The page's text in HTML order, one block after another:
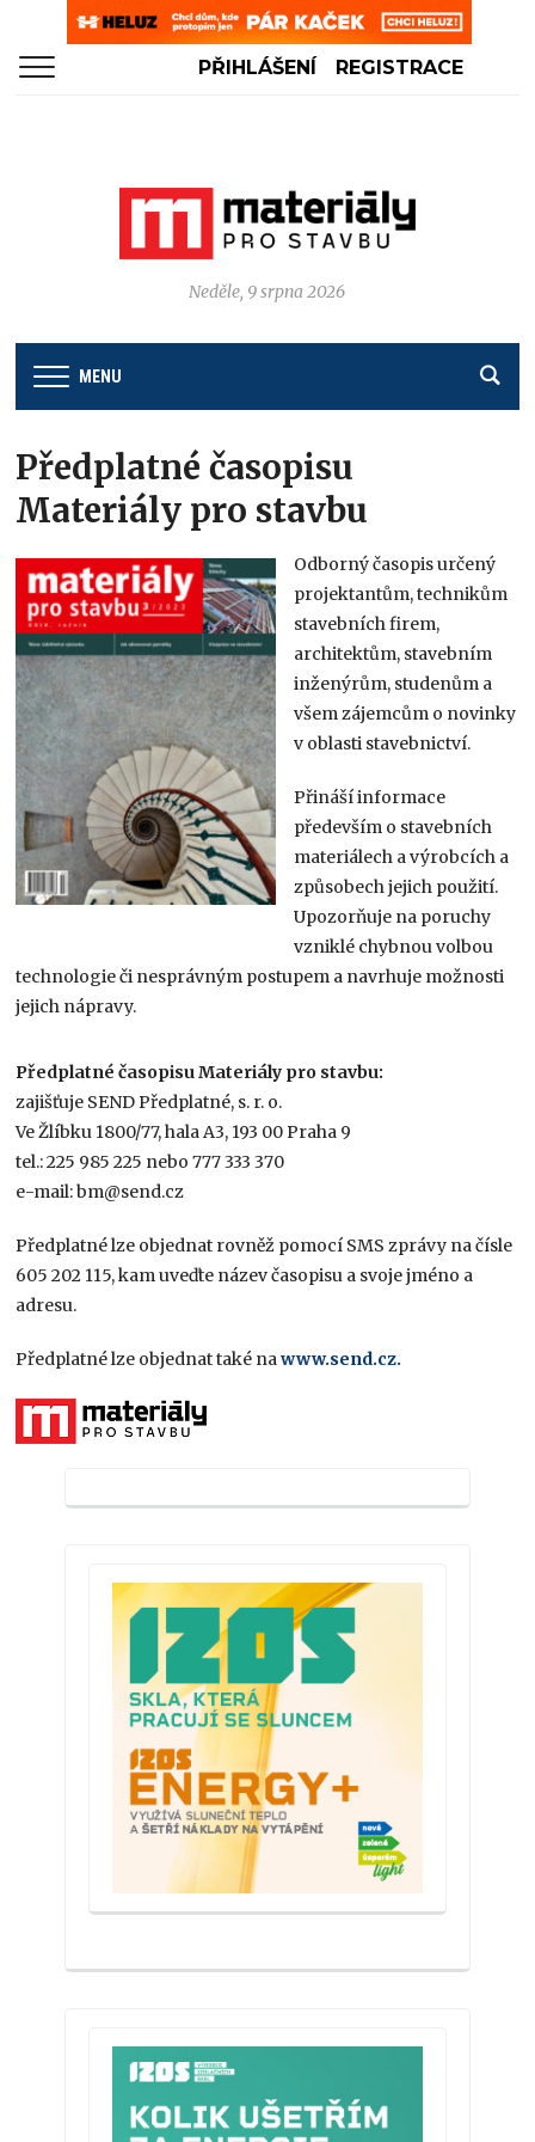
PŘIHLÁŠENÍ REGISTRACE
Neděle, 9 srpna 2026
MENU
Předplatné časopisu
Materiály pro stavbu
Odborný časopis určený
projektantům, technikům
stavebních firem,
architektům, stavebním
inženýrům, studenům a
všem zájemcům o novinky
v oblasti stavebnictví.
Přináší informace
především o stavebních
materiálech a výrobcích a
způsobech jejich použití.
Upozorňuje na poruchy
vzniklé chybnou volbou
technologie či nesprávným postupem a navrhuje možnosti
jejich nápravy.
Předplatné časopisu Materiály pro stavbu:
zajišťuje SEND Předplatné, s. r. o.
Ve Žlíbku 1800/77, hala A3, 193 00 Praha 9
tel.: 225 985 225 nebo 777 333 370
e-mail: bm@send.cz
Předplatné lze objednat rovněž pomocí SMS zprávy na čísle
605 202 115, kam uveďte název časopisu a svoje jméno a
adresu.
Předplatné lze objednat také nawww.send.cz.